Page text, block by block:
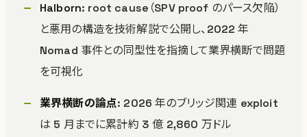
Halborn: root cause（SPV proof のパース欠陥）
と悪用の構造を技術解説で公開し、2022 年
Nomad 事件との同型性を指摘して業界横断で問題
を可視化
業界横断の論点: 2026 年のブリッジ関連 exploit
は 5 月までに累計約 3 億 2,860 万ドル